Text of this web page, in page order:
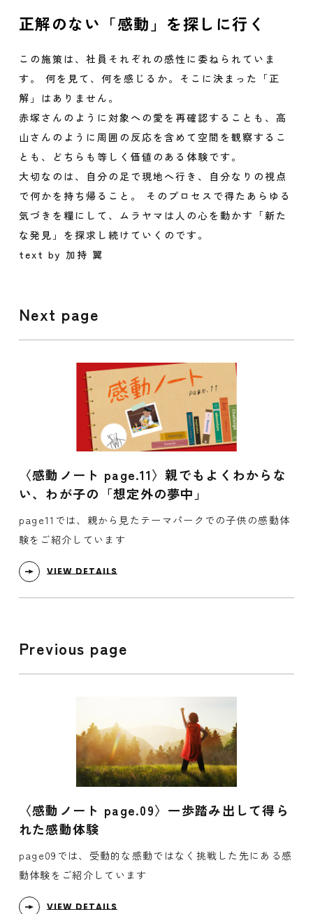
正解のない「感動」を探しに行く
この施策は、社員それぞれの感性に委ねられていま
す。 何を見て、何を感じるか。そこに決まった「正
解」はありません。
赤塚さんのように対象への愛を再確認することも、高
山さんのように周囲の反応を含めて空間を観察するこ
とも、どちらも等しく価値のある体験です。
大切なのは、自分の足で現地へ行き、自分なりの視点
で何かを持ち帰ること。 そのプロセスで得たあらゆる
気づきを糧にして、ムラヤマは人の心を動かす「新た
な発見」を探求し続けていくのです。
text by 加持 翼
Next page
〈感動ノート page.11〉親でもよくわからな
い、わが子の「想定外の夢中」
page11では、親から見たテーマパークでの子供の感動体
験をご紹介しています
VIEW DETAILS
Previous page
〈感動ノート page.09〉一歩踏み出して得ら
れた感動体験
page09では、受動的な感動ではなく挑戦した先にある感
動体験をご紹介しています
VIEW DETAILS